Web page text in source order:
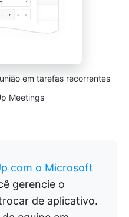
em tarefas recorrentes
Meetings
com o Microsoft
gerencie o
de aplicativo.